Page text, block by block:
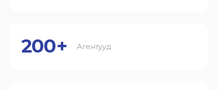
200+ Агентууд